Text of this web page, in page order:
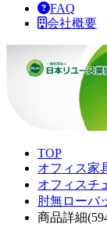
FAQ
会社概要
TOP
オフィス家
オフィスチ
肘無ローバ
商品詳細